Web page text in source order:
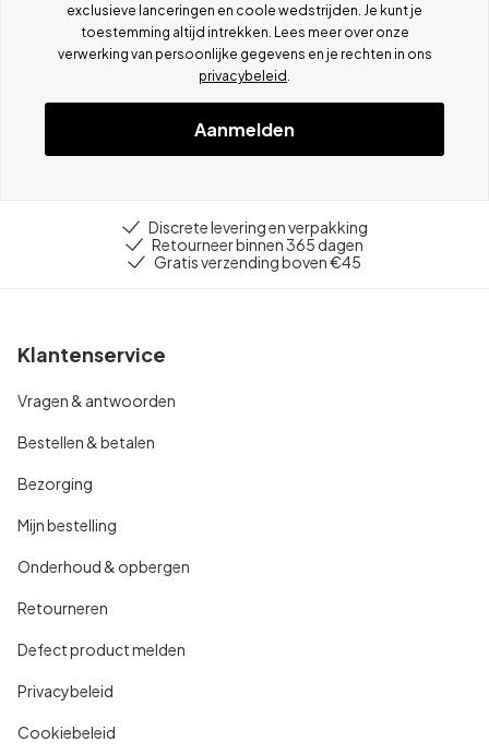
exclusieve lanceringen en coole wedstrijden. Je kunt je
toestemming altijd intrekken. Lees meer over onze
verwerking van persoonlijke gegevens en je rechten in ons
privacybeleid
Aanmelden
Discrete levering en verpakking
Retourneer binnen 365 dagen
Gratis verzending boven €45
Klantenservice
Vragen & antwoorden
Bestellen & betalen
Bezorging
Mijn bestelling
Onderhoud & opbergen
Retourneren
Defect product melden
Privacybeleid
Cookiebeleid